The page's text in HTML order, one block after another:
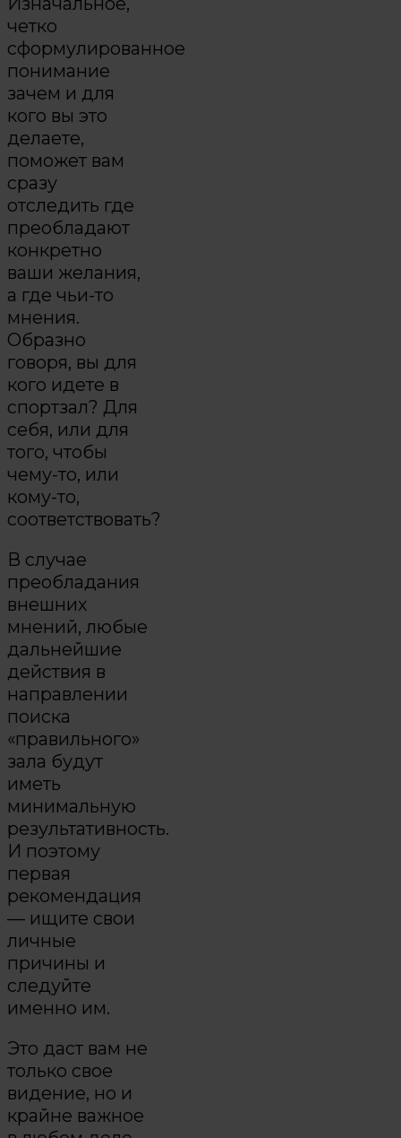
четко
сформулированное
понимание
зачем и для
кого вы это
делаете,
поможет вам
сразу
отследить где
преобладают
конкретно
ваши желания,
а где чьи-то
мнения.
Образно
говоря, вы для
кого идете в
спортзал? Для
себя, или для
того, чтобы
чему-то, или
кому-то,
соответствовать?
В случае
преобладания
внешних
мнений, любые
дальнейшие
действия в
направлении
поиска
«правильного»
зала будут
иметь
минимальную
результативность.
И поэтому
первая
рекомендация
— ищите свои
личные
причины и
следуйте
именно им.
Это даст вам не
только свое
видение, но и
крайне важное